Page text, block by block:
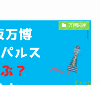
万博関連